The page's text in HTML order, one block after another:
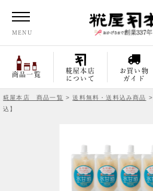
MENU
商品一覧
糀屋本店
について
お買い物
ガイド
糀屋本店 商品一覧 >送料無料・送料込み商品 >
込】